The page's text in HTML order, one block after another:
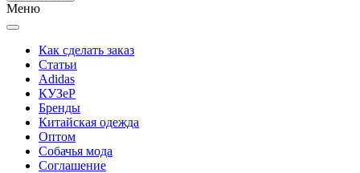
Меню
Как сделать заказ
Статьи
Adidas
КУЗеР
Бренды
Китайская одежда
Оптом
Собачья мода
Соглашение